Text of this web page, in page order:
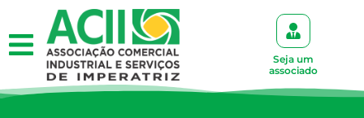
Seja um
associado